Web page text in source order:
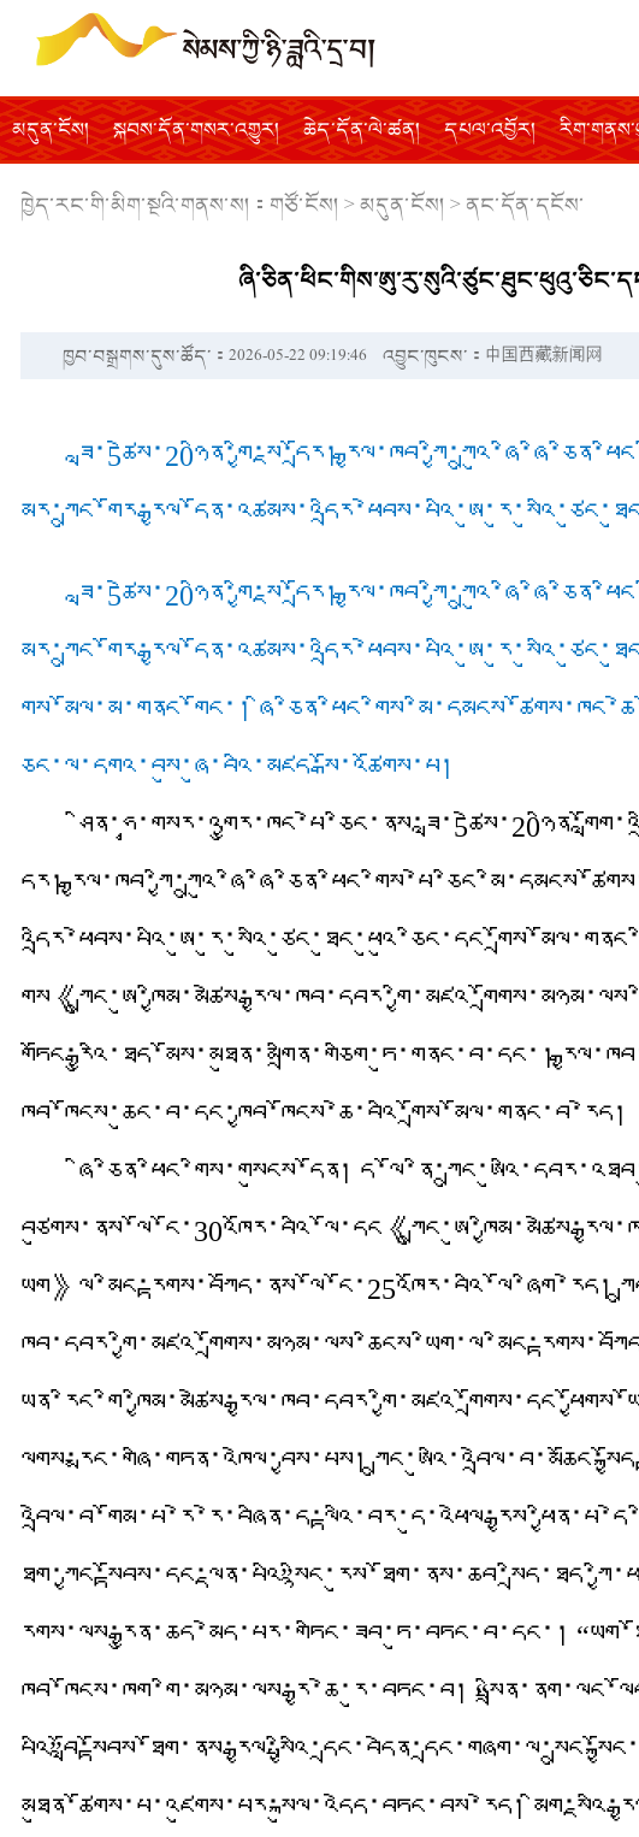
མདུན་ངོས། སྐབས་དོན་གསར་འགྱུར། ཆེད་དོན་ལེ་ཚན། དཔལ་འབྱོར།
ཁྱེད་རང་གི་མིག་སྔའི་གནས་ས།： གཙོ་ངོས། >མདུན་ངོས། > ནང་དོན་དངོས་
ཁྱབ་བསྒྲགས་དུས་ཚོད་：2026-05-22 09:19:46 འབྱུང་ཁུངས་：中国西藏新闻网
ཟླ་5ཚེས་20ཉིན་གྱི་སྔ་དྲོར།
ཟླ་5ཚེས་20ཉིན་གྱི་སྔ་དྲོར།
གྲོས་མོལ་མ་གནང་གོང་།
ཅིང་ལ་དགའ་བསུ་ཞུ་བའི་མཛད་སྒོ་འཚོགས་པ།
དྲོར།
གིས《
གཏོང་རྒྱུའི་ཐད་མོས་མཐུན་མགྲིན་གཅིག་ཏུ་གནང་བ་དང་།
ཁྱབ་ཁོངས་ཆུང་བ་དང་ཁྱབ་ཁོངས་ཆེ་བའི་གྲོས་མོལ་གནང་བ་རེད།
ཞི་ཅིན་ཕིང་གིས་གསུངས་དོན།
བཙུགས་ནས་ལོ་ངོ་30འཁོར་བའི་ལོ་དང《
ཡིག》ལ་མིང་རྟགས་བཀོད་ནས་ལོ་ངོ་25འཁོར་བའི་ལོ་ཞིག་རེད།
ལུགས་རྨང་གཞི་གཏན་འཁེལ་བྱས་པས།
རོགས་ལས་རྒྱུན་ཆད་མེད་པར་གཏིང་ཟབ་ཏུ་བཏང་བ་དང་།
ཁྱབ་ཁོངས་ཁག་གི་མཉམ་ལས་རྒྱ་ཆེ་རུ་བཏང་བ།
མཐུན་ཚོགས་པ་འཛུགས་པར་སྐུལ་འདེད་བཏང་བས་རེད།